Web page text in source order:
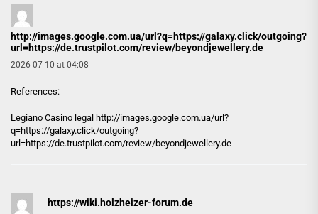
http://images.google.com.ua/url?q=https://galaxy.click/outgoing?
url=https://de.trustpilot.com/review/beyondjewellery.de
2026-07-10 at 04:08
References:
Legiano Casino legal http://images.google.com.ua/url?
q=https://galaxy.click/outgoing?
url=https://de.trustpilot.com/review/beyondjewellery.de
https://wiki.holzheizer-forum.de